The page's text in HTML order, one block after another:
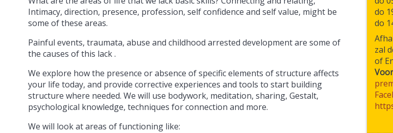
do
do
zal
of
Intimacy, direction, presence, profession, self confidence and self value, might be
some of these areas.
Painful events, traumata, abuse and childhood arrested development are some of
the causes of this lack .
We explore how the presence or absence of specific elements of structure affects
your life today, and provide corrective experiences and tools to start building
structure where needed. We will use bodywork, meditation, sharing, Gestalt,
psychological knowledge, techniques for connection and more.
We will look at areas of functioning like: